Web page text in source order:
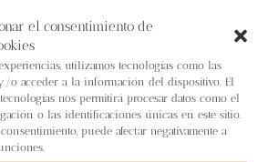
el consentimiento de
utilizamos tecnologías como las
o acceder a la información del dispositivo. El
nos permitirá procesar datos como el
o las identificaciones únicas en este sitio.
puede afectar negativamente a
Blog
Contacto
picnic
€ IVA inc.
picniccombina con cualquier
la puedes llevar por delante o por
y con una lazada bonita se verá
Es uno de losaccesorios de moda